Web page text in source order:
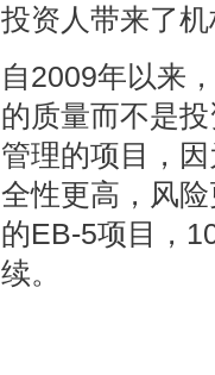
投资人带来了
自2009年以来
的质量而不是
管理的项目，
全性更高，风
的EB-5项目，
续。